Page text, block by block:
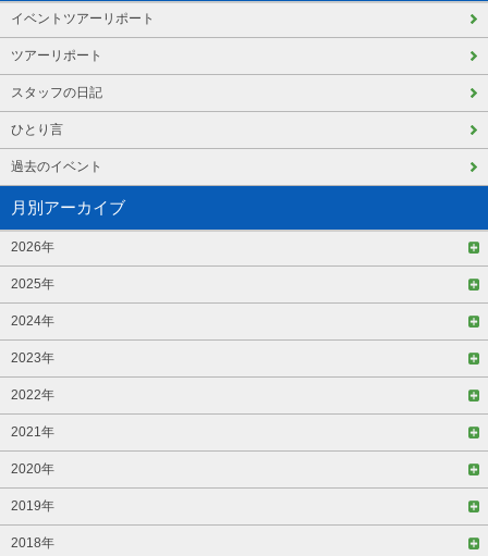
イベントツアーリポート
ツアーリポート
スタッフの日記
ひとり言
過去のイベント
月別アーカイブ
2026年
2025年
2024年
2023年
2022年
2021年
2020年
2019年
2018年